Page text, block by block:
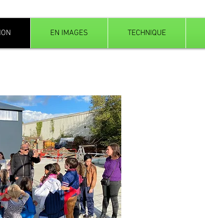
EN IMAGES TECHNIQUE